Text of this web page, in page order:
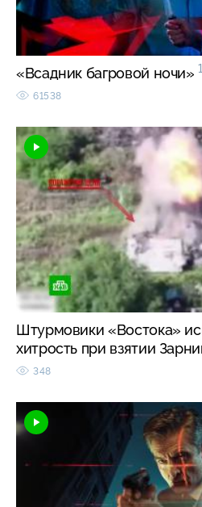
«Всадник багровой ночи»
61538
Штурмовики «Востока»
хитрость при взятии
348